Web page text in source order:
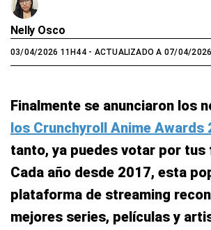
Nelly Osco
03/04/2026 11H44- ACTUALIZADO A 07/04/
Finalmente se anunciaron los
los Crunchyroll Anime Awards
tanto, ya puedes votar por
Cada año desde 2017, esta
plataforma de streaming
mejores series, películas y